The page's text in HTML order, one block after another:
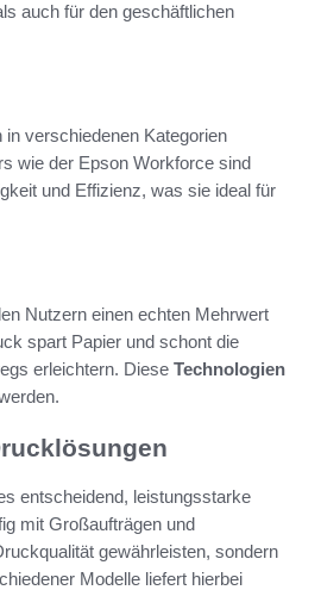
auch für den geschäftlichen
verschiedenen Kategorien
wie der Epson Workforce sind
und Effizienz, was sie ideal für
Nutzern einen echten Mehrwert
spart Papier und schont die
erleichtern. Diese Technologien
entscheidend, leistungsstarke
mit Großaufträgen und
gewährleisten, sondern
Modelle liefert hierbei